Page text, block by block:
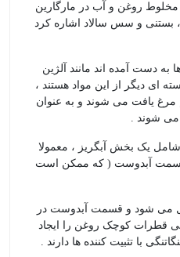
مخلوط روغن و آب در مارگارین
بستنی و سس سالاد اشاره کرد
به دست آمده اند مانند آلژین
ای دیگر از این مواد هستند ،
یافت می شوند و به عنوان
می شوند .
شامل یک بخش آبگریز ، معمولا
قسمت آبدوست ( که ممکن است
می شود و قسمت آبدوست در
قطرات کوچک روغن را ایجاد
با تثبیت کننده ها دارند .